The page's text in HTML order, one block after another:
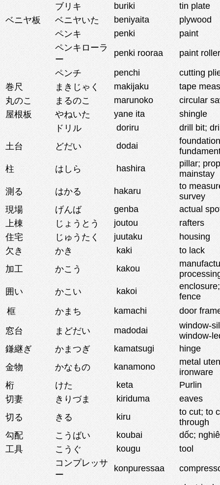
ブリキ
buriki
tin plate
ベニヤ板
ベニヤいた beniyaita
plywood
ペンキ
penki
paint
ペンキローラ
ー
penki rooraa paint roller
ペンチ penchi
cutting
巻尺
まきじゃく makijaku
tape
丸のこ
まるのこ marunoko
circular
屋根板
やねいた yane ita
shingle
ドリル
doriru
drill bit;
土台
どだい dodai
柱
はしら hashira
pillar;
mainstay
測る
はかる hakaru
to
survey
現場
げんば genba
actual
上棟
じょうとう joutou
rafters
住宅
じゅうたく juutaku
housing
欠き
かき kaki
to lack
加工
かこう kakou
囲い
かこい kakoi
enclosure;
fence
框
かまち kamachi door
窓台 まどだい madodai
window-
window-
鎌継ぎ
かまつぎ kamatsugi
hinge
金物
かなもの kanamono
metal
ironware
桁
けた keta
Purlin
切妻
きりづま kiriduma
eaves
切る
きる kiru
to cut; to
through
勾配
こうばい koubai
dốc;
工具
こうぐ kougu
tool
コンプレッサ
ー
konpuressaa